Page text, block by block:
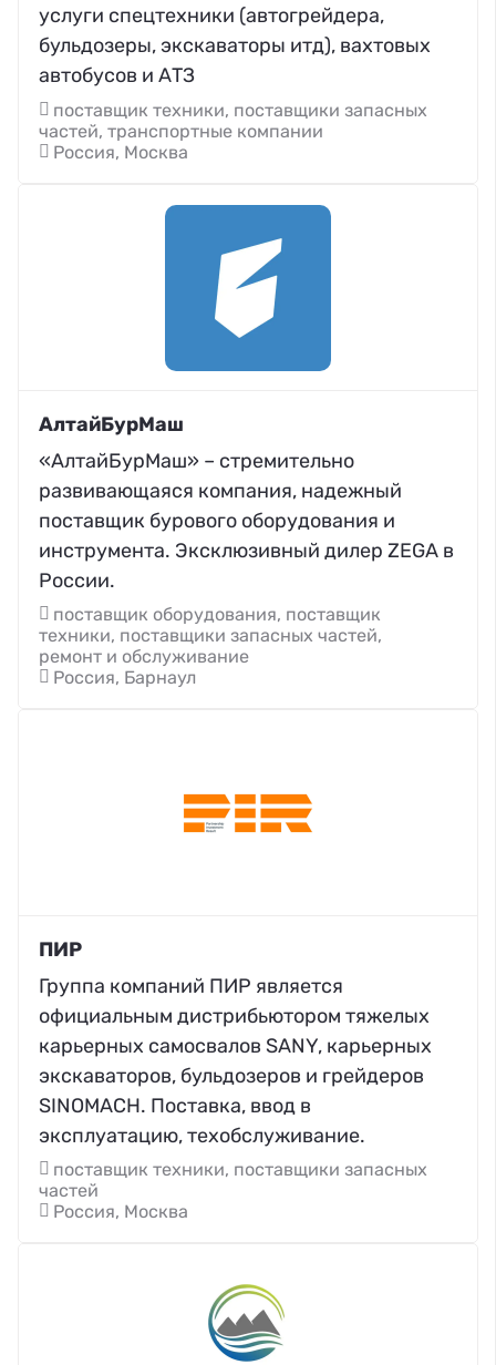
услуги спецтехники (автогрейдера,
бульдозеры, экскаваторы итд), вахтовых
автобусов и АТЗ
поставщик техники, поставщики запасных
частей, транспортные компании
Россия, Москва
АлтайБурМаш
«АлтайБурМаш» – стремительно
развивающаяся компания, надежный
поставщик бурового оборудования и
инструмента. Эксклюзивный дилер ZEGA в
России.
поставщик оборудования, поставщик
техники, поставщики запасных частей,
ремонт и обслуживание
Россия, Барнаул
ПИР
Группа компаний ПИР является
официальным дистрибьютором тяжелых
карьерных самосвалов SANY, карьерных
экскаваторов, бульдозеров и грейдеров
SINOMACH. Поставка, ввод в
эксплуатацию, техобслуживание.
поставщик техники, поставщики запасных
частей
Россия, Москва